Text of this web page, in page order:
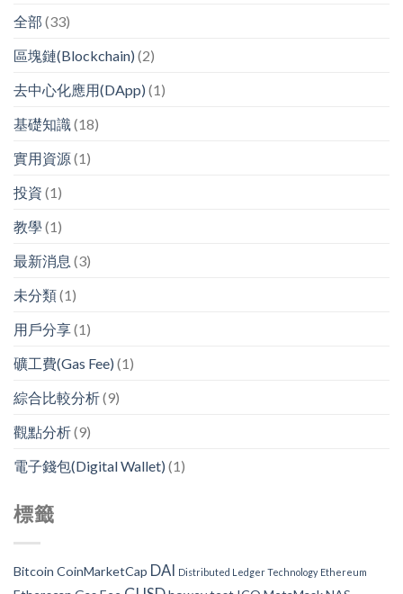
全部 (33)
區塊鏈(Blockchain) (2)
去中心化應用(DApp) (1)
基礎知識(18)
實用資源(1)
投資 (1)
教學 (1)
最新消息 (3)
未分類(1)
用戶分享(1)
礦工費(Gas Fee) (1)
綜合比較分析(9)
觀點分析(9)
電子錢包(Digital Wallet) (1)
標籤
Bitcoin CoinMarketCap DAI Distributed Ledger Technology Ethereum